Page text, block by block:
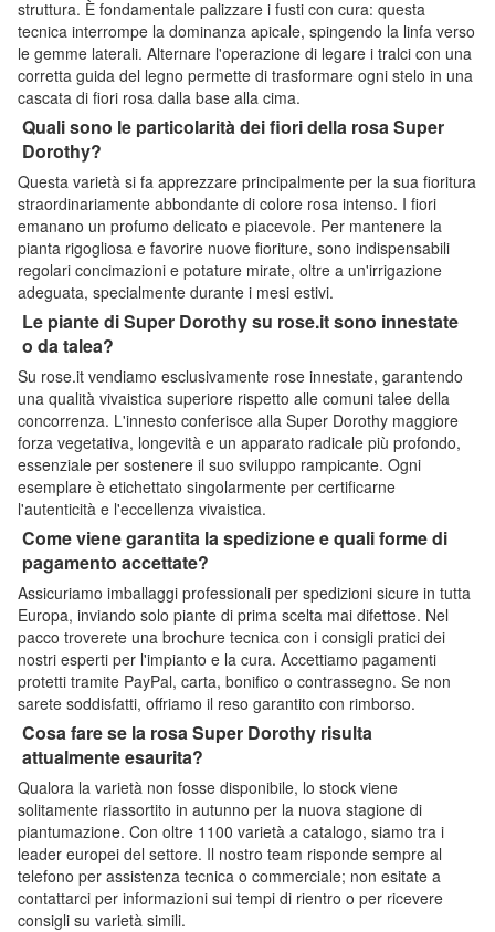
struttura. È fondamentale palizzare i fusti con cura: questa
tecnica interrompe la dominanza apicale, spingendo la linfa verso
le gemme laterali. Alternare l'operazione di legare i tralci con una
corretta guida del legno permette di trasformare ogni stelo in una
cascata di fiori rosa dalla base alla cima.
Quali sono le particolarità dei fiori della rosa Super
Dorothy?
Questa varietà si fa apprezzare principalmente per la sua fioritura
straordinariamente abbondante di colore rosa intenso. I fiori
emanano un profumo delicato e piacevole. Per mantenere la
pianta rigogliosa e favorire nuove fioriture, sono indispensabili
regolari concimazioni e potature mirate, oltre a un'irrigazione
adeguata, specialmente durante i mesi estivi.
Le piante di Super Dorothy su rose.it sono innestate
o da talea?
Su rose.it vendiamo esclusivamente rose innestate, garantendo
una qualità vivaistica superiore rispetto alle comuni talee della
concorrenza. L'innesto conferisce alla Super Dorothy maggiore
forza vegetativa, longevità e un apparato radicale più profondo,
essenziale per sostenere il suo sviluppo rampicante. Ogni
esemplare è etichettato singolarmente per certificarne
l'autenticità e l'eccellenza vivaistica.
Come viene garantita la spedizione e quali forme di
pagamento accettate?
Assicuriamo imballaggi professionali per spedizioni sicure in tutta
Europa, inviando solo piante di prima scelta mai difettose. Nel
pacco troverete una brochure tecnica con i consigli pratici dei
nostri esperti per l'impianto e la cura. Accettiamo pagamenti
protetti tramite PayPal, carta, bonifico o contrassegno. Se non
sarete soddisfatti, offriamo il reso garantito con rimborso.
Cosa fare se la rosa Super Dorothy risulta
attualmente esaurita?
Qualora la varietà non fosse disponibile, lo stock viene
solitamente riassortito in autunno per la nuova stagione di
piantumazione. Con oltre 1100 varietà a catalogo, siamo tra i
leader europei del settore. Il nostro team risponde sempre al
telefono per assistenza tecnica o commerciale; non esitate a
contattarci per informazioni sui tempi di rientro o per ricevere
consigli su varietà simili.